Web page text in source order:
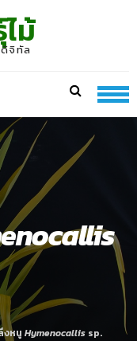
ม้
จิทัล
หนู Hymenocallis sp.